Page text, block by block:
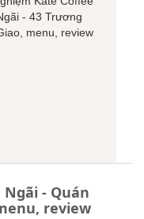
Ngãi - Quán
review